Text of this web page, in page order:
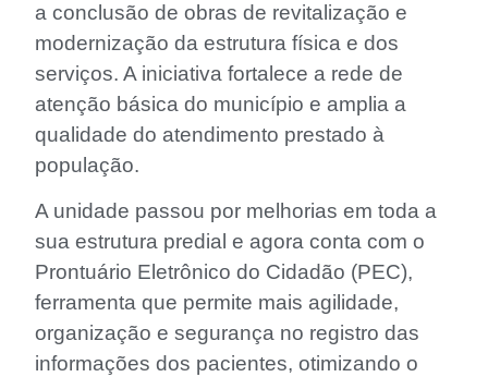
a conclusão de obras de revitalização e
modernização da estrutura física e dos
serviços. A iniciativa fortalece a rede de
atenção básica do município e amplia a
qualidade do atendimento prestado à
população.
A unidade passou por melhorias em toda a
sua estrutura predial e agora conta com o
Prontuário Eletrônico do Cidadão (PEC),
ferramenta que permite mais agilidade,
organização e segurança no registro das
informações dos pacientes, otimizando o